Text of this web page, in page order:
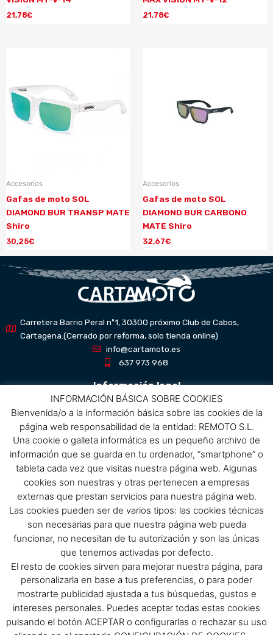
21,78€ 21,78€
Accesorios
Gafas de moto SOL
DIAMOND BUR TRANSP MATE
Shiro
30,25€
Accesorios
Gafas de moto SOL
DIAMOND BUR CARBONO
MATE Shiro
32,67€
Carretera Barrio Peral nº1, 30300 próximo Club de Cabos,
Cartagena.(Cerrado por reforma, solo tienda online)
info@cartamoto.es
637 973 968
Información legal
Aviso Legal
Política de privacidad
Política de protección de datos
Política de cookies
Condiciones de compra
Menú
Menu
Síguenos
F
a
I
n
INFORMACIÓN BÁSICA SOBRE COOKIES
Bienvenida/o a la información básica sobre las cookies de la
página web responsabilidad de la entidad: REMOTO S.L.
Una cookie o galleta informática es un pequeño archivo de
información que se guarda en tu ordenador, “smartphone” o
tableta cada vez que visitas nuestra página web. Algunas
cookies son nuestras y otras pertenecen a empresas
externas que prestan servicios para nuestra página web.
Las cookies pueden ser de varios tipos: las cookies técnicas
son necesarias para que nuestra página web pueda
funcionar, no necesitan de tu autorización y son las únicas
que tenemos activadas por defecto.
El resto de cookies sirven para mejorar nuestra página, para
personalizarla en base a tus preferencias, o para poder
mostrarte publicidad ajustada a tus búsquedas, gustos e
intereses personales. Puedes aceptar todas estas cookies
pulsando el botón ACEPTAR o configurarlas o rechazar su uso